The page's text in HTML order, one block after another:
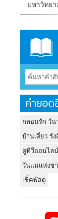
มหาวิทยา
คำยอ
กลอนรัก วัน
บ้านเดี่ยว รัง
ดูทีวีออนไลน์
วันแม่แห่งช
เช็คพัสดุ